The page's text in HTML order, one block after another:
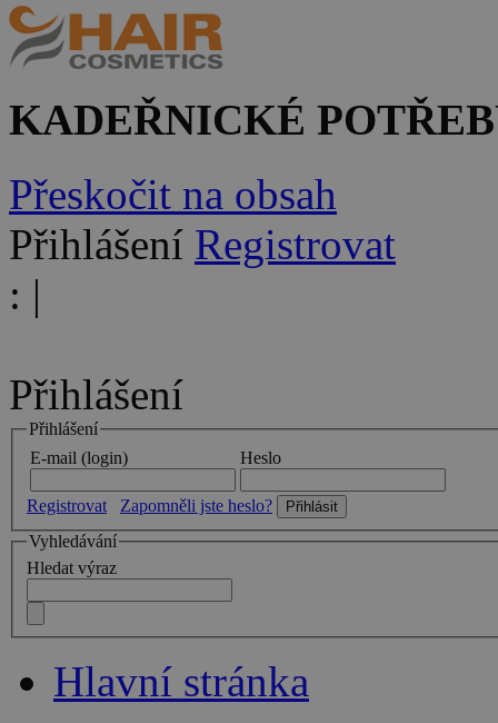
KADEŘNICKÉ
Přeskočit na obsah
Přihlášení Registrovat
: |
Přihlášení
Přihlášení
E-mail (login)
Heslo
Registrovat
Zapomněli jste heslo?
Vyhledávání
Hledat výraz
Hlavní stránka